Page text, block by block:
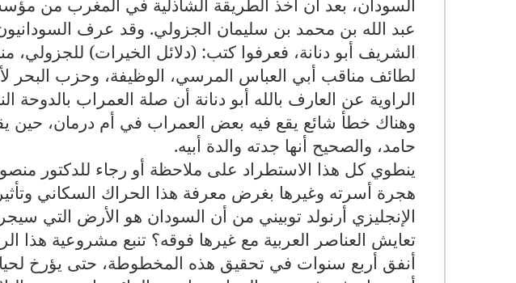
عبد الله بن محمد بن سليمان الجزولي. وقد عرف
الشريف أبو دنانة، فعرفوا كتب: (دلائل الخيرات) للجزولي،
لطائف مناقب أبي العباس المرسي، الوظيفة، وحزب البحر
الراوية عن العارف بالله أبو دنانة أن صلة العمراب بالدوحة
وهناك خطأ شائع يقع فيه بعض العمراب في أم درمان، حين
حامد، والصحيح أنها جدته والدة أبيه.
ينطوي كل هذا الاستطراد على ملاحظة أو رجاء للدكتور
هجرة أسرته وغيرها بغرض معرفة هذا الحراك السكاني
الإنجليزي أرنولد توبيني من أن السودان هو الأرض التي
تعايش العناصر العربية مع غيرها فوقه؟ تنبع مشروعية هذا
أنفق أربع سنوات في تحقيق هذه المخطوطة، حتى يؤرخ